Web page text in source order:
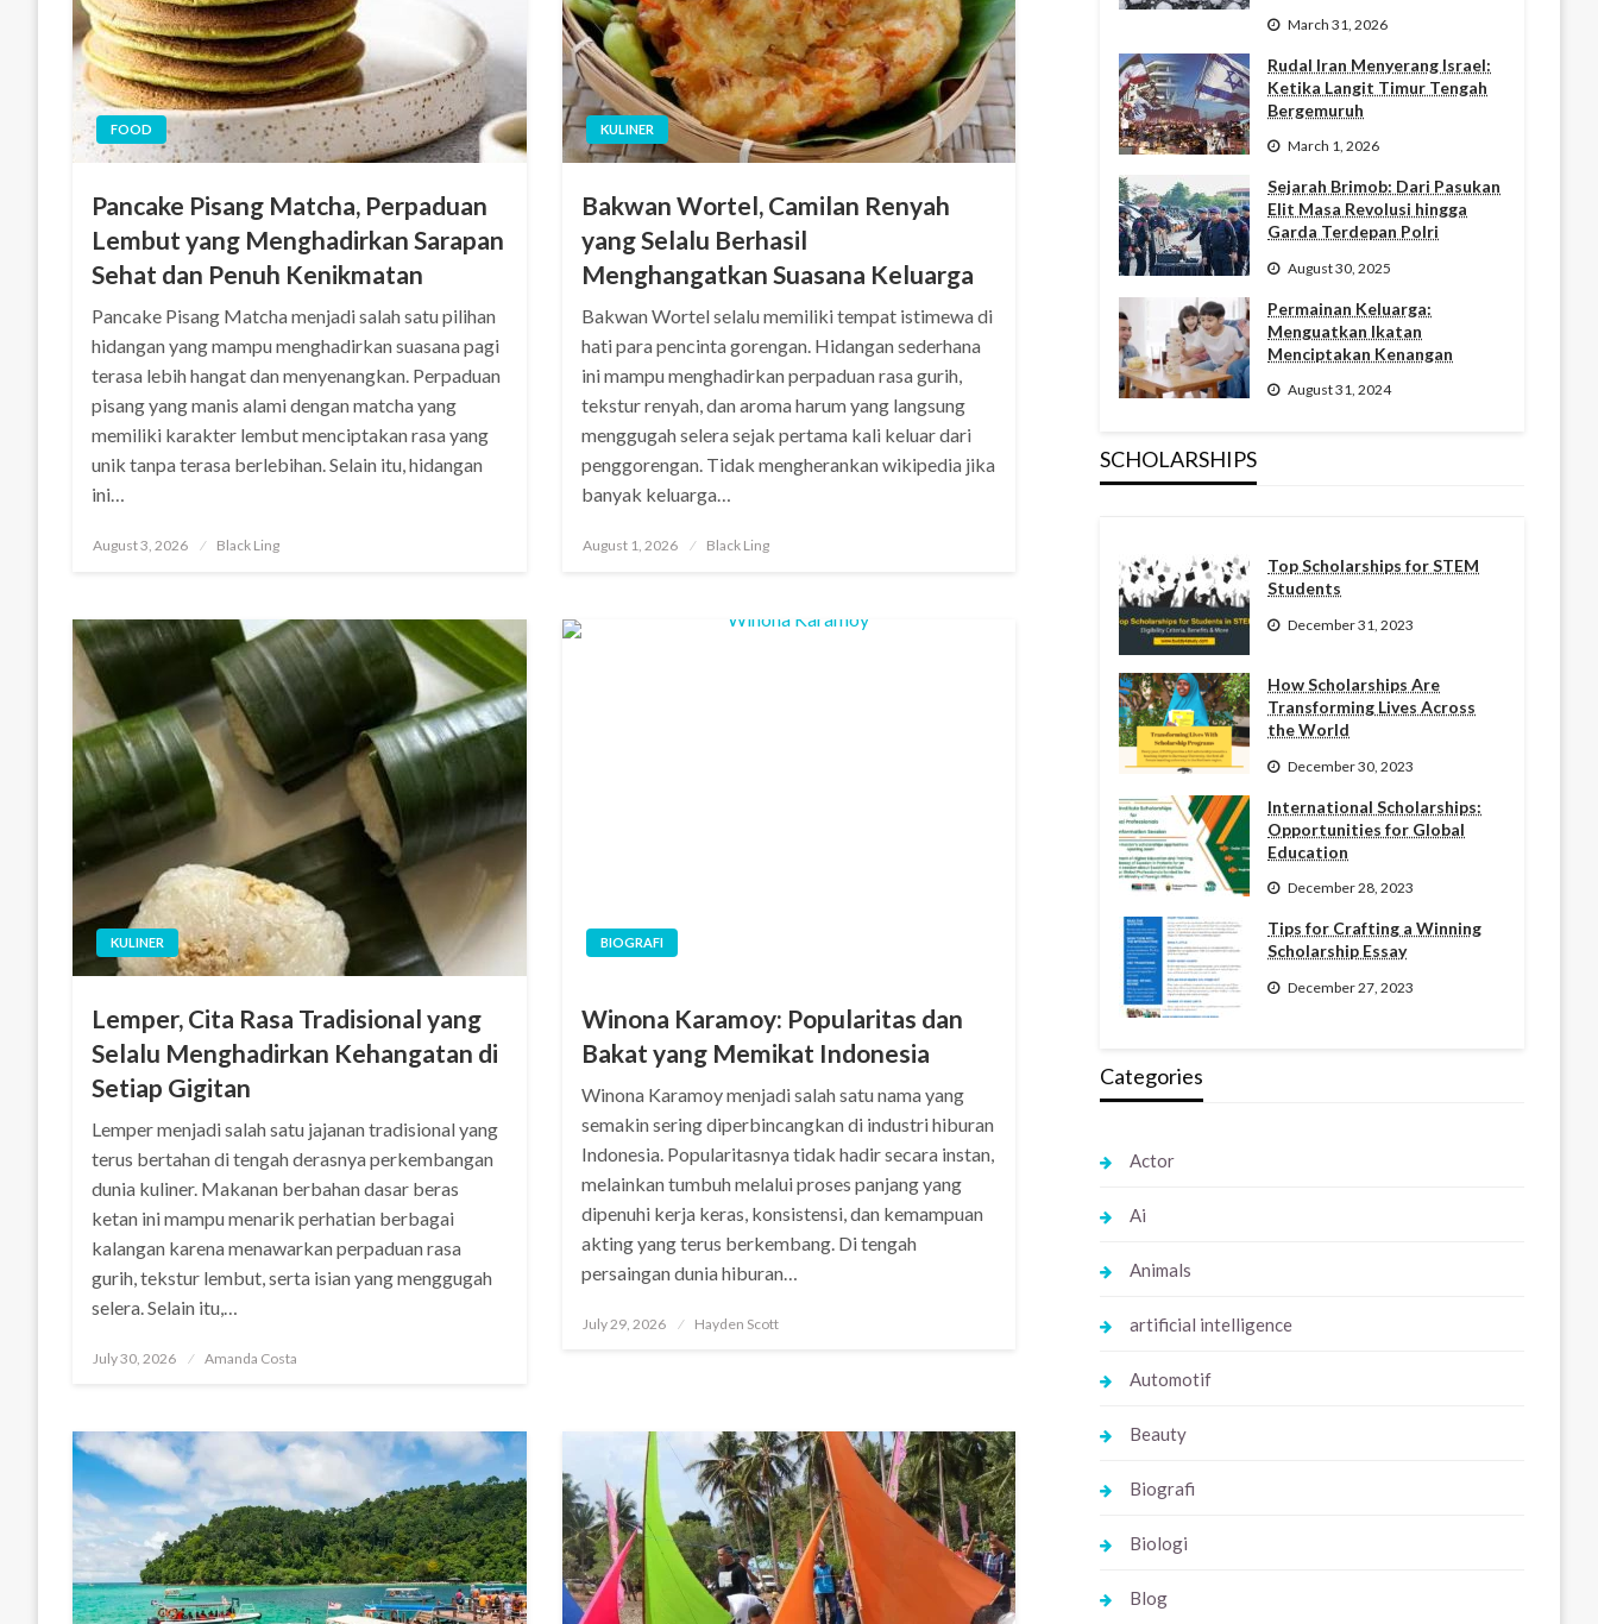
FOOD
Pancake Pisang Matcha, Perpaduan
Lembut yang Menghadirkan Sarapan
Sehat dan Penuh Kenikmatan
Pancake Pisang Matcha menjadi salah satu pilihan
hidangan yang mampu menghadirkan suasana pagi
terasa lebih hangat dan menyenangkan. Perpaduan
pisang yang manis alami dengan matcha yang
memiliki karakter lembut menciptakan rasa yang
unik tanpa terasa berlebihan. Selain itu, hidangan
ini…
Posted
August 3, 2026 Black Ling
KULINER
Bakwan Wortel, Camilan Renyah
yang Selalu Berhasil
Menghangatkan Suasana Keluarga
Bakwan Wortel selalu memiliki tempat istimewa di
hati para pencinta gorengan. Hidangan sederhana
ini mampu menghadirkan perpaduan rasa gurih,
tekstur renyah, dan aroma harum yang langsung
menggugah selera sejak pertama kali keluar dari
penggorengan. Tidak mengherankan wikipedia jika
banyak keluarga…
Posted
August 1, 2026 Black Ling
KULINER
Lemper, Cita Rasa Tradisional yang
Selalu Menghadirkan Kehangatan di
Setiap Gigitan
Lemper menjadi salah satu jajanan tradisional yang
terus bertahan di tengah derasnya perkembangan
dunia kuliner. Makanan berbahan dasar beras
ketan ini mampu menarik perhatian berbagai
kalangan karena menawarkan perpaduan rasa
gurih, tekstur lembut, serta isian yang menggugah
selera. Selain itu,…
Posted
July 30, 2026 Amanda Costa
BIOGRAFI
Winona Karamoy: Popularitas dan
Bakat yang Memikat Indonesia
Winona Karamoy menjadi salah satu nama yang
semakin sering diperbincangkan di industri hiburan
Indonesia. Popularitasnya tidak hadir secara instan,
melainkan tumbuh melalui proses panjang yang
dipenuhi kerja keras, konsistensi, dan kemampuan
akting yang terus berkembang. Di tengah
persaingan dunia hiburan…
Posted
July 29, 2026 Hayden Scott
March 31, 2026
Rudal Iran Menyerang Israel:
Ketika Langit Timur Tengah
Bergemuruh
March 1, 2026
Sejarah Brimob: Dari Pasukan
Elit Masa Revolusi hingga
Garda Terdepan Polri
August 30, 2025
Permainan Keluarga:
Menguatkan Ikatan
Menciptakan Kenangan
August 31, 2024
SCHOLARSHIPS
Top Scholarships for STEM
Students
December 31, 2023
How Scholarships Are
Transforming Lives Across
the World
December 30, 2023
International Scholarships:
Opportunities for Global
Education
December 28, 2023
Tips for Crafting a Winning
Scholarship Essay
December 27, 2023
Categories
Actor
Ai
Animals
artificial intelligence
Automotif
Beauty
Biografi
Biologi
Blog